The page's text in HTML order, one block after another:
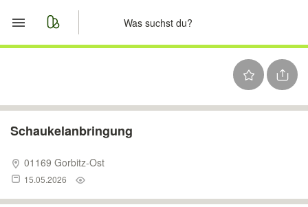
Nachrichten
Anzeige aufgeben
Schaukelanbringung
01169 Gorbitz-Ost
15.05.2026